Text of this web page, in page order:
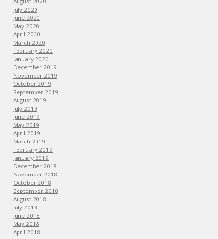
July 2020
June 2020
May 2020
April 2020
March 2020
February 2020
January 2020
December 2019
November 2019
October 2019
September 2019
August 2019
July 2019
June 2019
May 2019
April 2019
March 2019
February 2019
January 2019
December 2018
November 2018
October 2018
September 2018
August 2018
July 2018
June 2018
May 2018
April 2018